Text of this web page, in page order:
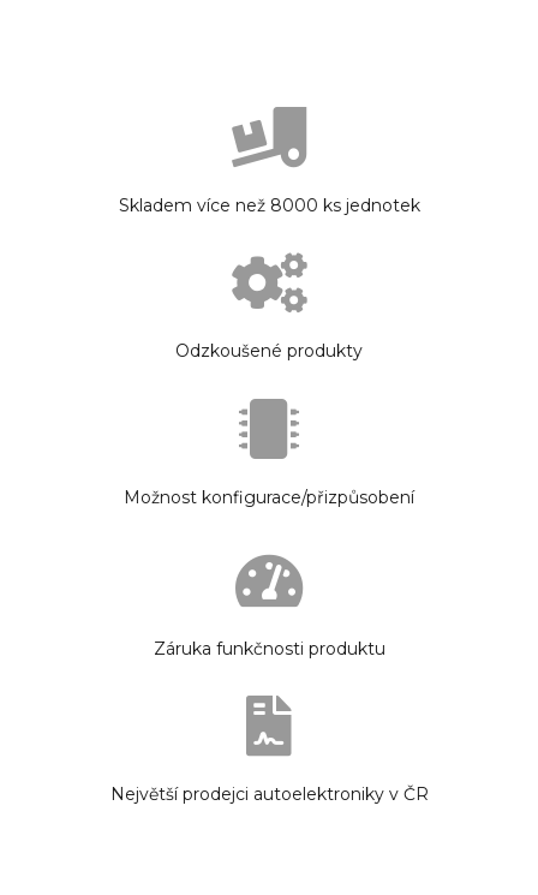
Skladem více než 8000 ks jednotek
Odzkoušené produkty
Možnost konfigurace/přizpůsobení
Záruka funkčnosti produktu
Největší prodejci autoelektroniky v ČR